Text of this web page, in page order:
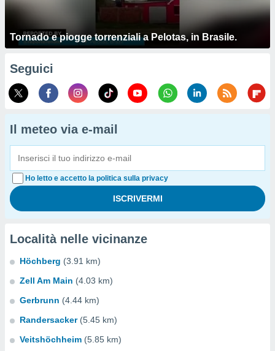
Tornado e piogge torrenziali a Pelotas, in Brasile.
Seguici
Il meteo via e-mail
Ho letto e accetto la politica sulla privacy
Località nelle vicinanze
Höchberg (3.91 km)
Zell Am Main (4.03 km)
Gerbrunn (4.44 km)
Randersacker (5.45 km)
Veitshöchheim (5.85 km)